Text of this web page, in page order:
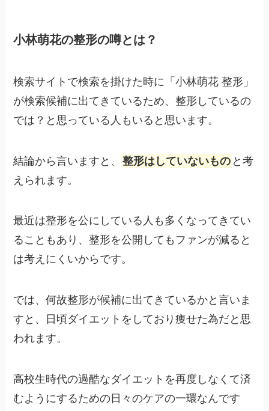
小林萌花の整形の噂とは？
検索サイトで検索を掛けた時に「小林萌花 整形」
が検索候補に出てきているため、整形しているの
では？と思っている人もいると思います。
結論から言いますと、整形はしていないもの と考
えられます。
最近は整形を公にしている人も多くなってきてい
ることもあり、整形を公開してもファンが減ると
は考えにくいからです。
では、何故整形が候補に出てきているかと言いま
すと、日頃ダイエットをしており痩せた為だと思
われます。
高校生時代の過酷なダイエットを再度しなくて済
むようにするための日々のケアの一環なんです